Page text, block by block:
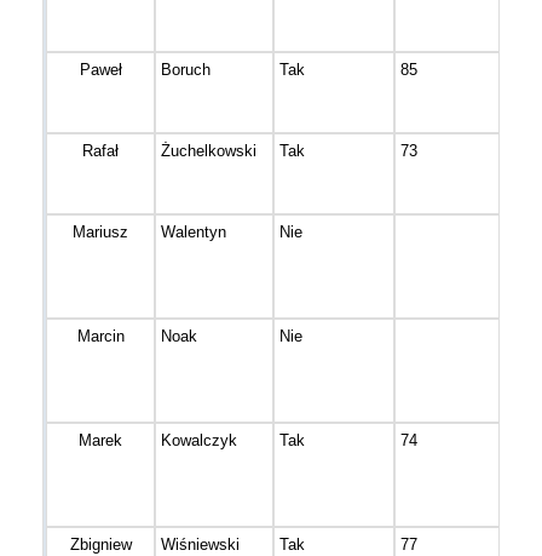
Paweł Boruch Tak 85
Rafał Żuchelkowski Tak 73
Mariusz Walentyn Nie
Marcin Noak Nie
Marek Kowalczyk Tak 74
Zbigniew Wiśniewski Tak 77